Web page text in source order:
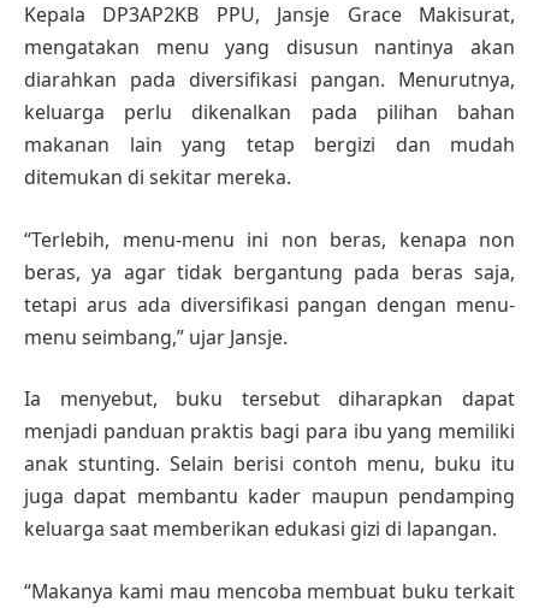
Kepala DP3AP2KB PPU, Jansje Grace Makisurat,
mengatakan menu yang disusun nantinya akan
diarahkan pada diversifikasi pangan. Menurutnya,
keluarga perlu dikenalkan pada pilihan bahan
makanan lain yang tetap bergizi dan mudah
ditemukan di sekitar mereka.
“Terlebih, menu-menu ini non beras, kenapa non
beras, ya agar tidak bergantung pada beras saja,
tetapi arus ada diversifikasi pangan dengan menu-
menu seimbang,” ujar Jansje.
Ia menyebut, buku tersebut diharapkan dapat
menjadi panduan praktis bagi para ibu yang memiliki
anak stunting. Selain berisi contoh menu, buku itu
juga dapat membantu kader maupun pendamping
keluarga saat memberikan edukasi gizi di lapangan.
“Makanya kami mau mencoba membuat buku terkait